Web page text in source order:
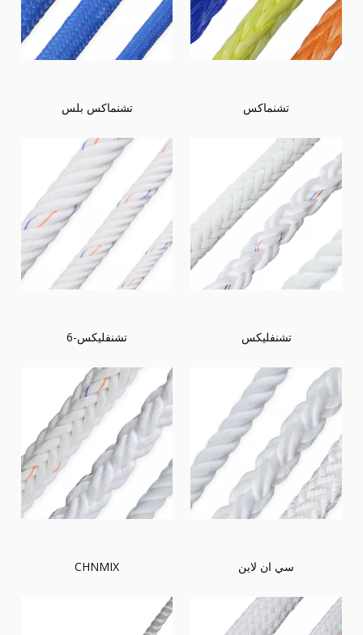
تشنماكس تشنماكس بلس
تشنفليكس تشنفليكس-6
سي ان لاين CHNMIX